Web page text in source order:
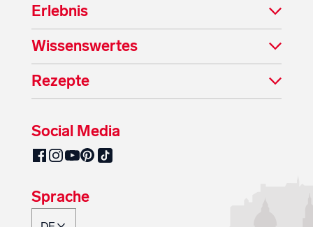
Erlebnis
Wissenswertes
Rezepte
Social Media
SalzburgMilch auf Facebook
SalzburgMilch auf Instagram
SalzburgMilch auf YouTube
SalzburgMilch auf Pinterest
SalzburgMilch auf TikTok
Sprache